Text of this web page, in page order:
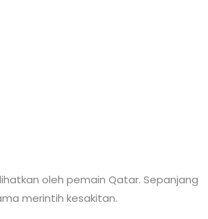
oleh pemain Qatar. Sepanjang
merintih kesakitan.